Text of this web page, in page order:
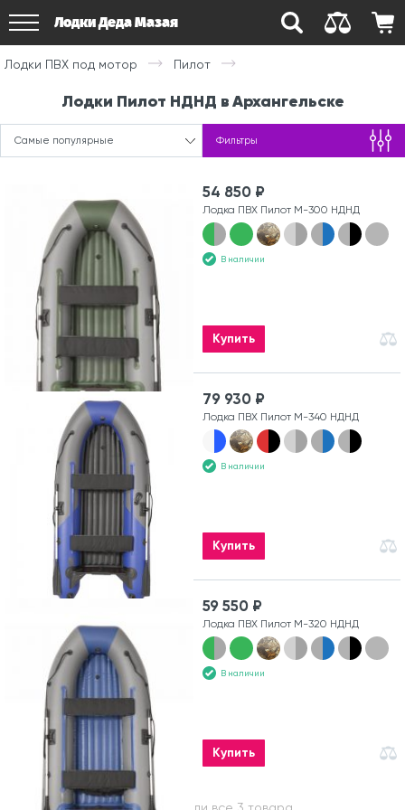
Лодки Деда Мазая
Лодки ПВХ под мотор Пилот
Лодки Пилот НДНД в Архангельске
Самые популярные Фильтры
54 850 ₽
Лодка ПВХ Пилот М-300 НДНД
В наличии
Купить
79 930 ₽
Лодка ПВХ Пилот М-340 НДНД
В наличии
Купить
59 550 ₽
Лодка ПВХ Пилот М-320 НДНД
В наличии
Купить